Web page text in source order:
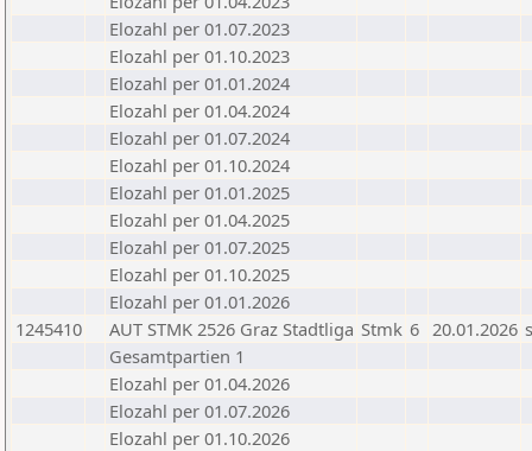
Elozahl per 01.07.2023
Elozahl per 01.10.2023
Elozahl per 01.01.2024
Elozahl per 01.04.2024
Elozahl per 01.07.2024
Elozahl per 01.10.2024
Elozahl per 01.01.2025
Elozahl per 01.04.2025
Elozahl per 01.07.2025
Elozahl per 01.10.2025
Elozahl per 01.01.2026
1245410
AUT STMK 2526 Graz Stadtliga Stmk 6 20.01.2026 s
Gesamtpartien 1
Elozahl per 01.04.2026
Elozahl per 01.07.2026
Elozahl per 01.10.2026